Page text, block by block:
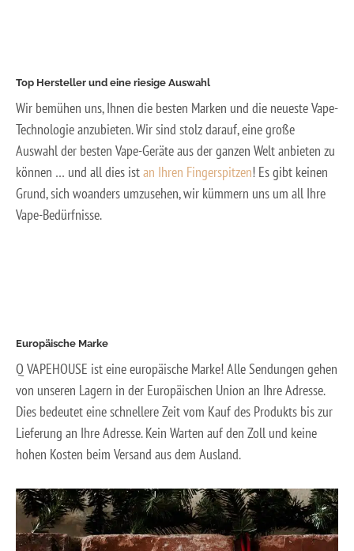
Top Hersteller und eine riesige Auswahl
Wir bemühen uns, Ihnen die besten Marken und die neueste Vape-
Technologie anzubieten. Wir sind stolz darauf, eine große
Auswahl der besten Vape-Geräte aus der ganzen Welt anbieten zu
können … und all dies istan Ihren Fingerspitzen! Es gibt keinen
Grund, sich woanders umzusehen, wir kümmern uns um all Ihre
Vape-Bedürfnisse.
Europäische Marke
Q VAPEHOUSE ist eine europäische Marke! Alle Sendungen gehen
von unseren Lagern in der Europäischen Union an Ihre Adresse.
Dies bedeutet eine schnellere Zeit vom Kauf des Produkts bis zur
Lieferung an Ihre Adresse. Kein Warten auf den Zoll und keine
hohen Kosten beim Versand aus dem Ausland.